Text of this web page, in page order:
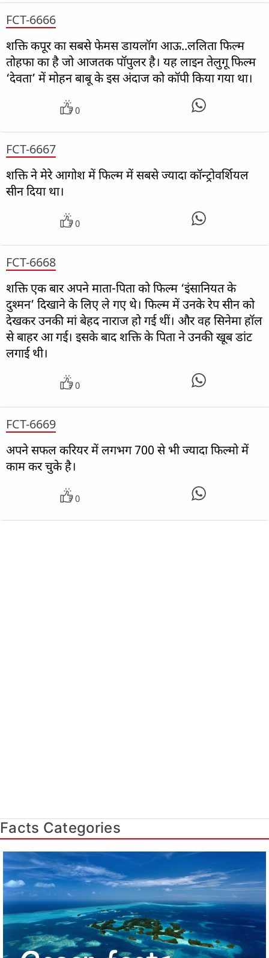
FCT-6666
शक्ति कपूर का सबसे फेमस डायलॉग आऊ..ललिता फिल्म
तोहफा का है जो आजतक पॉपुलर है। यह लाइन तेलुगू फिल्म
‘देवता’ में मोहन बाबू के इस अंदाज को कॉपी किया गया था।
0
FCT-6667
शक्ति ने मेरे आगोश में फिल्म में सबसे ज्यादा कॉन्ट्रोवर्शियल
सीन दिया था।
0
FCT-6668
शक्ति एक बार अपने माता-पिता को फिल्म ‘इंसानियत के
दुश्मन’ दिखाने के लिए ले गए थे। फिल्म में उनके रेप सीन को
देखकर उनकी मां बेहद नाराज हो गई थीं। और वह सिनेमा हॉल
से बाहर आ गई। इसके बाद शक्ति के पिता ने उनकी खूब डांट
लगाई थी।
0
FCT-6669
अपने सफल करियर में लगभग 700 से भी ज्यादा फिल्मो में
काम कर चुके है।
0
Facts Categories